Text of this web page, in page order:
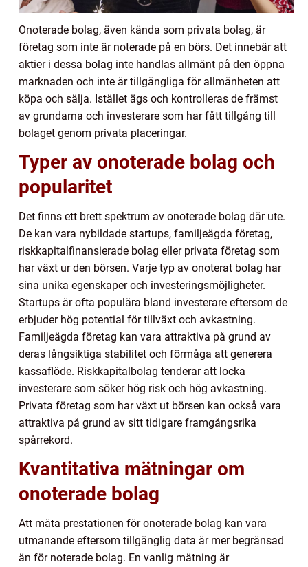
Onoterade bolag, även kända som privata bolag, är
företag som inte är noterade på en börs. Det innebär att
aktier i dessa bolag inte handlas allmänt på den öppna
marknaden och inte är tillgängliga för allmänheten att
köpa och sälja. Istället ägs och kontrolleras de främst
av grundarna och investerare som har fått tillgång till
bolaget genom privata placeringar.
Typer av onoterade bolag och
popularitet
Det finns ett brett spektrum av onoterade bolag där ute.
De kan vara nybildade startups, familjeägda företag,
riskkapitalfinansierade bolag eller privata företag som
har växt ur den börsen. Varje typ av onoterat bolag har
sina unika egenskaper och investeringsmöjligheter.
Startups är ofta populära bland investerare eftersom de
erbjuder hög potential för tillväxt och avkastning.
Familjeägda företag kan vara attraktiva på grund av
deras långsiktiga stabilitet och förmåga att generera
kassaflöde. Riskkapitalbolag tenderar att locka
investerare som söker hög risk och hög avkastning.
Privata företag som har växt ut börsen kan också vara
attraktiva på grund av sitt tidigare framgångsrika
spårrekord.
Kvantitativa mätningar om
onoterade bolag
Att mäta prestationen för onoterade bolag kan vara
utmanande eftersom tillgänglig data är mer begränsad
än för noterade bolag. En vanlig mätning är